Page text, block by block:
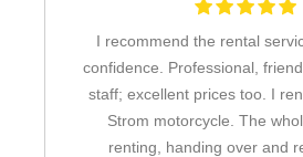
I recommend the rental
confidence. Professional,
staff; excellent prices too. I
Strom motorcycle. The
renting, handing over and